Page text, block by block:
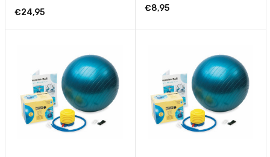
€24,95
€8,95